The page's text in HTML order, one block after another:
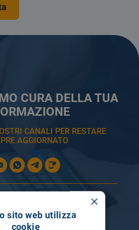
CURA DELLA TUA
CANALI PER RESTARE
AGGIORNATO
×
sito web utilizza
cookie